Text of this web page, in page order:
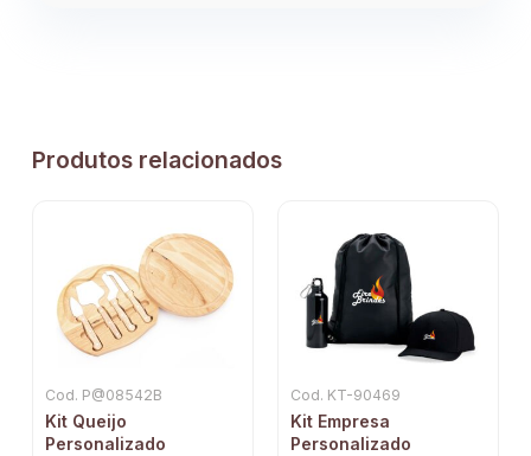
Produtos relacionados
Cod. P@08542B
Kit Queijo
Personalizado
Cod. KT-90469
Kit Empresa
Personalizado